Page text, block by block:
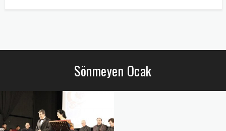
Sönmeyen Ocak